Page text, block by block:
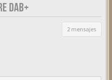
DAB+
2 mensajes